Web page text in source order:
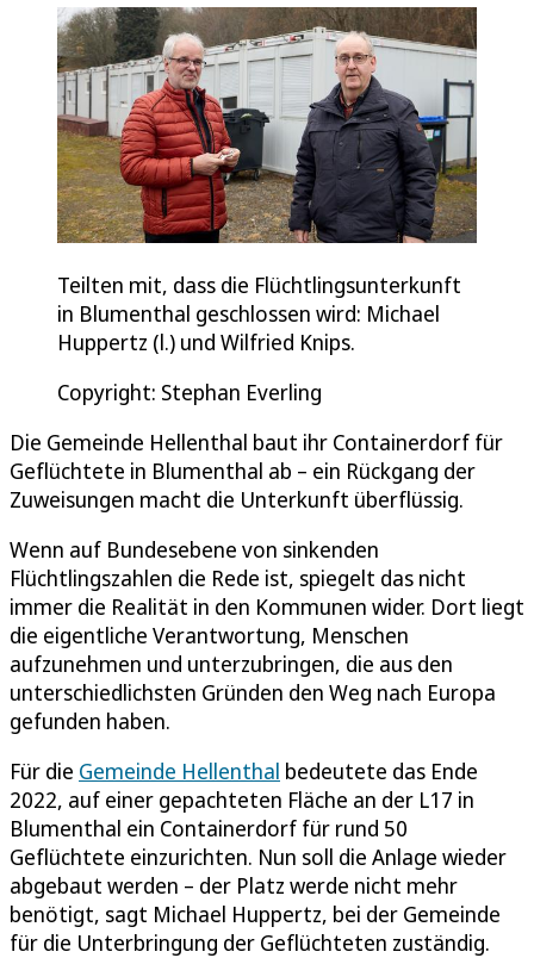
Teilten mit, dass die Flüchtlingsunterkunft
in Blumenthal geschlossen wird: Michael
Huppertz (l.) und Wilfried Knips.
Copyright: Stephan Everling
Die Gemeinde Hellenthal baut ihr Containerdorf für
Geflüchtete in Blumenthal ab – ein Rückgang der
Zuweisungen macht die Unterkunft überflüssig.
Wenn auf Bundesebene von sinkenden
Flüchtlingszahlen die Rede ist, spiegelt das nicht
immer die Realität in den Kommunen wider. Dort liegt
die eigentliche Verantwortung, Menschen
aufzunehmen und unterzubringen, die aus den
unterschiedlichsten Gründen den Weg nach Europa
gefunden haben.
Für die Gemeinde Hellenthal bedeutete das Ende
2022, auf einer gepachteten Fläche an der L17 in
Blumenthal ein Containerdorf für rund 50
Geflüchtete einzurichten. Nun soll die Anlage wieder
abgebaut werden – der Platz werde nicht mehr
benötigt, sagt Michael Huppertz, bei der Gemeinde
für die Unterbringung der Geflüchteten zuständig.